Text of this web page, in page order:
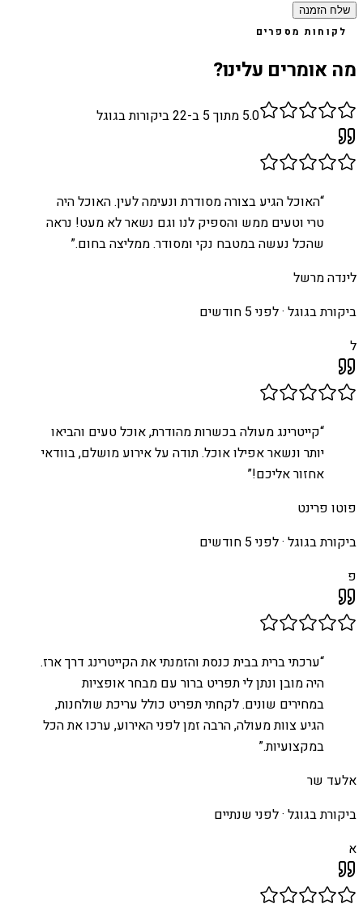
שלח הזמנה
לקוחות מספרים
מה אומרים עלינו?
5.0 מתוך 5 ב- 22ביקורות בגוגל
“האוכל הגיע בצורה מסודרת ונעימה לעין. האוכל היה
טרי וטעים ממש והספיק לנו וגם נשאר לא מעט! נראה
שהכל נעשה במטבח נקי ומסודר. ממליצה בחום.”
לינדה מרשל
ביקורת בגוגל ·לפני 5 חודשים
ל
“קייטרינג מעולה בכשרות מהודרת, אוכל טעים והביאו
יותר ונשאר אפילו אוכל. תודה על אירוע מושלם, בוודאי
אחזור אליכם!”
פוטו פרינט
ביקורת בגוגל ·לפני 5 חודשים
פ
“ערכתי ברית בבית כנסת והזמנתי את הקייטרינג דרך ארז.
היה מובן ונתן לי תפריט ברור עם מבחר אופציות
במחירים שונים. לקחתי תפריט כולל עריכת שולחנות,
הגיע צוות מעולה, הרבה זמן לפני האירוע, ערכו את הכל
במקצועיות.”
אלעד שר
ביקורת בגוגל ·לפני שנתיים
א